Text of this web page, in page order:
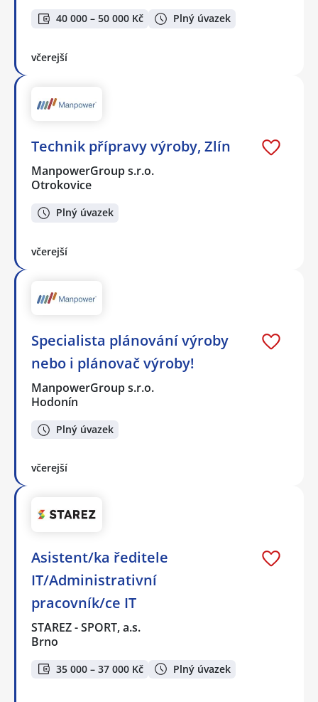
40 000 – 50 000 Kč Plný úvazek
včerejší
Technik přípravy výroby, Zlín
ManpowerGroup s.r.o.
Otrokovice
Plný úvazek
včerejší
Specialista plánování výroby
nebo i plánovač výroby!
ManpowerGroup s.r.o.
Hodonín
Plný úvazek
včerejší
Asistent/ka ředitele
IT/Administrativní
pracovník/ce IT
STAREZ - SPORT, a.s.
Brno
35 000 – 37 000 Kč Plný úvazek